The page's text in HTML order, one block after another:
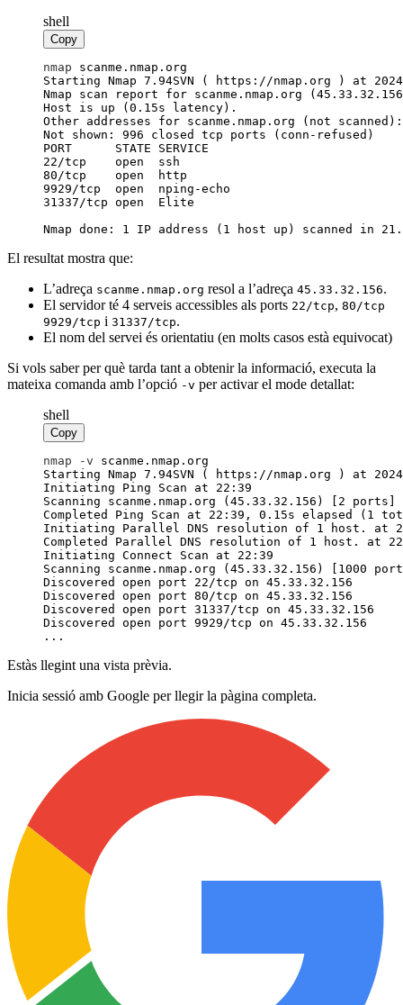
shell
Copy
nmap scanme.nmap.org
Nmap done: 1 IP address (1 host up) scanned in
El resultat mostra que:
L’adreça scanme.nmap.org resol a l’adreça 45.33.32.156.
El servidor té 4 serveis accessibles als ports 22/tcp, 80/tcp
9929/tcp i 31337/tcp.
El nom del servei és orientatiu (en molts casos està equivocat)
Si vols saber per què tarda tant a obtenir la informació, executa la
mateixa comanda amb l’opció -v per activar el mode detallat:
shell
Copy
nmap -v scanme.nmap.org
...
Estàs llegint una vista prèvia.
Inicia sessió amb Google per llegir la pàgina completa.